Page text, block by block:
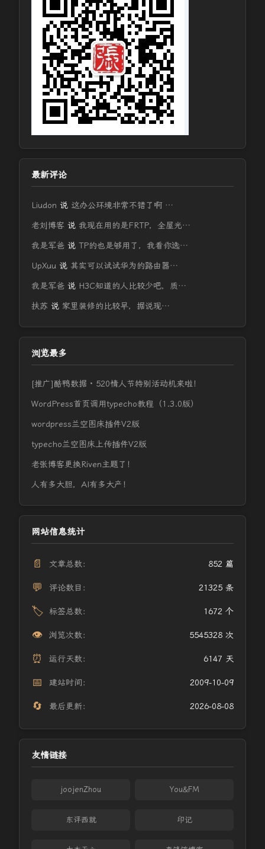
最新评论
Liudon 说 这办公环境非常不错了啊 …
老刘博客 说 我现在用的是FRTP，全屋光…
我是军爸 说 TP的也是够用了，我看你选…
UpXuu 说 其实可以试试华为的路由器…
我是军爸 说 H3C知道的人比较少吧，质…
扶苏 说 家里装修的比较早，据说现…
浏览最多
[推广]酷鸭数据 · 520情人节特别活动机来啦！
WordPress首页调用typecho教程（1.3.0版）
wordpress兰空图床插件V2版
typecho兰空图床上传插件V2版
老张博客更换Riven主题了！
人有多大胆，AI有多大产！
网站信息统计
📄 文章总数： 852 篇
💬 评论数目： 21325 条
🏷️ 标签总数： 1672 个
👁️ 浏览次数： 5545328 次
⏰ 运行天数： 6147 天
📅 建站时间： 2009-10-09
🔄 最后更新： 2026-08-08
友情链接
joojenZhou You&FM
东评西就 印记